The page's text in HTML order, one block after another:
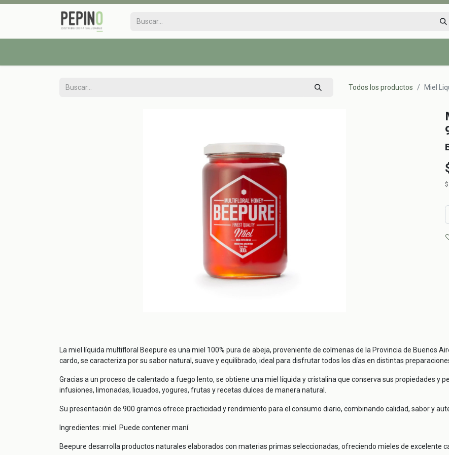
Todos los productos Miel
$
La miel líquida multifloral Beepure es una miel 100% pura de abeja, proveniente de colmenas de la Provincia de Buenos
cardo, se caracteriza por su sabor natural, suave y equilibrado, ideal para disfrutar todos los días en distintas
Gracias a un proceso de calentado a fuego lento, se obtiene una miel líquida y cristalina que conserva sus propiedades y
infusiones, limonadas, licuados, yogures, frutas y recetas dulces de manera natural.
Su presentación de 900 gramos ofrece practicidad y rendimiento para el consumo diario, combinando calidad, sabor y
Ingredientes: miel. Puede contener maní.
Beepure desarrolla productos naturales elaborados con materias primas seleccionadas, ofreciendo mieles de excelente